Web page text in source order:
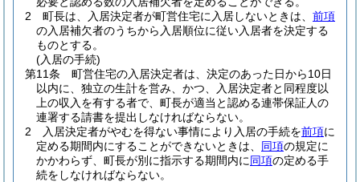
2
町長は、入居決定者が町営住宅に入居しないときは、 前項
の入居補欠者のうちから入居順位に従い入居者を決定する
ものとする。
(入居の手続)
第11条
町営住宅の入居決定者は、決定のあった日から10日
以内に、独立の生計を営み、かつ、入居決定者と同程度以
上の収入を有する者で、町長が適当と認める連帯保証人の
連署する請書を提出しなければならない。
2
入居決定者がやむを得ない事情により入居の手続を前項に
定める期間内にすることができないときは、 同項の規定に
かかわらず、町長が別に指示する期間内に同項の定める手
続をしなければならない。